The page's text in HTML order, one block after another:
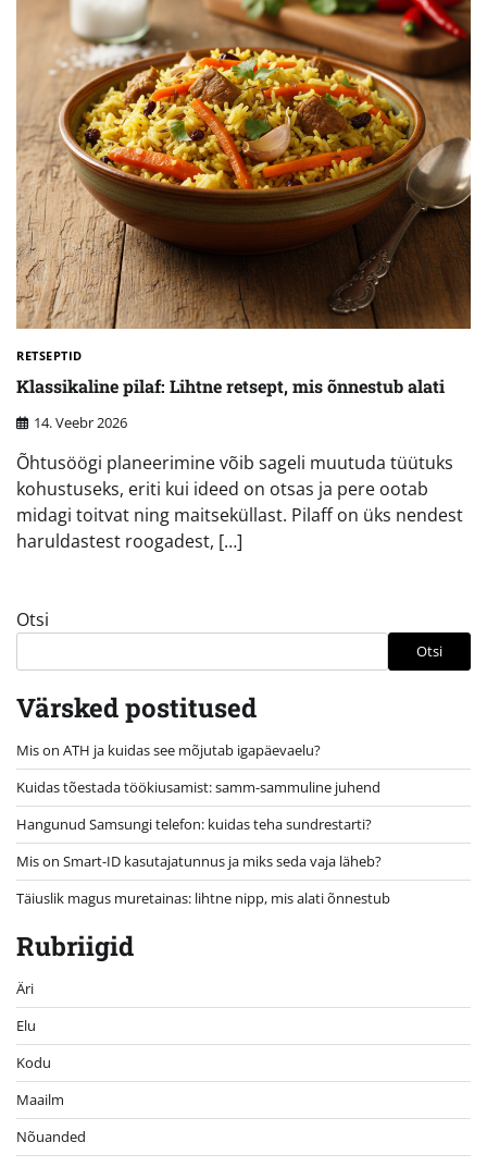
RETSEPTID
Klassikaline pilaf: Lihtne retsept, mis õnnestub alati
14. Veebr 2026
Õhtusöögi planeerimine võib sageli muutuda tüütuks
kohustuseks, eriti kui ideed on otsas ja pere ootab
midagi toitvat ning maitseküllast. Pilaff on üks nendest
haruldastest roogadest, […]
Otsi
Otsi
Värsked postitused
Mis on ATH ja kuidas see mõjutab igapäevaelu?
Kuidas tõestada töökiusamist: samm-sammuline juhend
Hangunud Samsungi telefon: kuidas teha sundrestarti?
Mis on Smart-ID kasutajatunnus ja miks seda vaja läheb?
Täiuslik magus muretainas: lihtne nipp, mis alati õnnestub
Rubriigid
Äri
Elu
Kodu
Maailm
Nõuanded